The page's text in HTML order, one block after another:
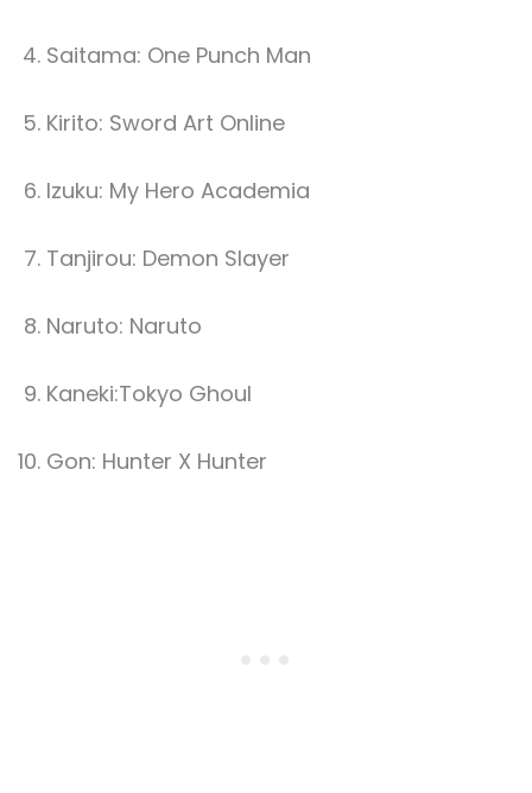
Saitama: One Punch Man
Kirito: Sword Art Online
Izuku: My Hero Academia
Tanjirou: Demon Slayer
Naruto: Naruto
Kaneki:Tokyo Ghoul
Gon: Hunter X Hunter